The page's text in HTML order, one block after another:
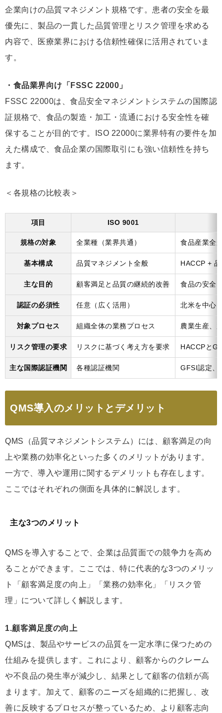
企業向けの品質マネジメント規格です。患者の安全を最
優先に、製品の一貫した品質管理とリスク管理を求める
内容で、医療業界における信頼性確保に活用されていま
す。
・食品業界向け「FSSC 22000」
FSSC 22000は、食品安全マネジメントシステムの国際認
証規格で、食品の製造・加工・流通における安全性を確
保することが目的です。ISO 22000に業界特有の要件を加
えた構成で、食品企業の国際取引にも強い信頼性を持ち
ます。
＜各規格の比較表＞
項目 ISO 9001
規格の対象 全業種（業界共通） 食品産業全
基本構成 品質マネジメント全般 HACCP +
主な目的 顧客満足と品質の継続的改善 食品の安全
認証の必須性 任意（広く活用） 北米を中心
対象プロセス 組織全体の業務プロセス 農業生産、
リスク管理の要求 リスクに基づく考え方を要求 HACCPと
主な国際認証機関 各種認証機関 GFSI認定、
QMS導入のメリットとデメリット
QMS（品質マネジメントシステム）には、顧客満足の向
上や業務の効率化といった多くのメリットがあります。
一方で、導入や運用に関するデメリットも存在します。
ここではそれぞれの側面を具体的に解説します。
主な3つのメリット
QMSを導入することで、企業は品質面での競争力を高め
ることができます。ここでは、特に代表的な3つのメリッ
ト「顧客満足度の向上」「業務の効率化」「リスク管
理」について詳しく解説します。
1.顧客満足度の向上
QMSは、製品やサービスの品質を一定水準に保つための
仕組みを提供します。これにより、顧客からのクレーム
や不良品の発生率が減少し、結果として顧客の信頼が高
まります。加えて、顧客のニーズを組織的に把握し、改
善に反映するプロセスが整っているため、より顧客志向